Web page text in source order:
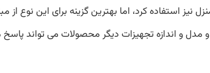
نیز استفاده کرد، اما بهترین گزینه برای این نوع از
و مدل و اندازه تجهیزات دیگر محصولات می تواند